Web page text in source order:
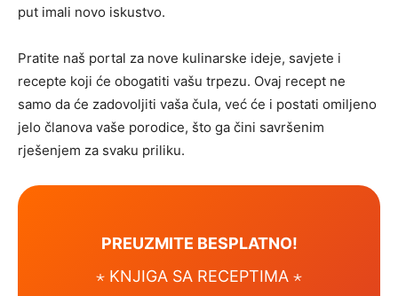
put imali novo iskustvo.
Pratite naš portal za nove kulinarske ideje, savjete i
recepte koji će obogatiti vašu trpezu. Ovaj recept ne
samo da će zadovoljiti vaša čula, već će i postati omiljeno
jelo članova vaše porodice, što ga čini savršenim
rješenjem za svaku priliku.
PREUZMITE BESPLATNO!
⋆ KNJIGA SA RECEPTIMA ⋆